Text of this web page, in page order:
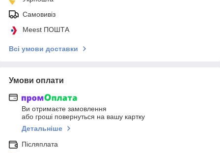
Самовивіз
Meest ПОШТА
Всі умови доставки
Умови оплати
Ви отримаєте замовлення
або гроші повернуться на вашу картку
Детальніше
Післяплата